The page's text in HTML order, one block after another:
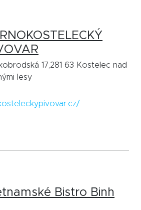
17,281 63 Kostelec nad
lesy
Bistro Binh